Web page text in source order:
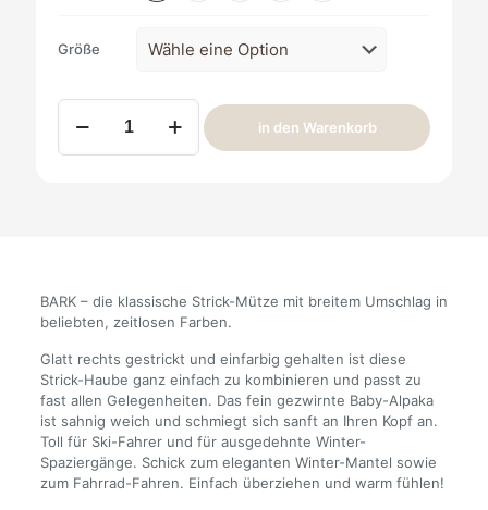
Größe
Alpaka
Mütze
Bark
in den Warenkorb
BARK – die klassische Strick-Mütze mit breitem Umschlag in
beliebten, zeitlosen Farben.
Glatt rechts gestrickt und einfarbig gehalten ist diese
Strick-Haube ganz einfach zu kombinieren und passt zu
fast allen Gelegenheiten. Das fein gezwirnte Baby-Alpaka
ist sahnig weich und schmiegt sich sanft an Ihren Kopf an.
Toll für Ski-Fahrer und für ausgedehnte Winter-
Spaziergänge. Schick zum eleganten Winter-Mantel sowie
zum Fahrrad-Fahren. Einfach überziehen und warm fühlen!